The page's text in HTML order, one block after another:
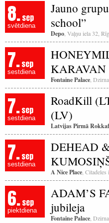
8.sep
svētdiena
Jauno
school”
Depo , Vaļņu iela 32,
7.sep
sestdiena
KARAVAN
Fontaine Palace ,
7.sep
sestdiena
RoadKill
(LV)
Latvijas Pirmā
7.sep
sestdiena
DEHEAD
A Nice Place ,
6.sep
piektdiena
ADAM’S
jubileja
Fontaine Palace ,